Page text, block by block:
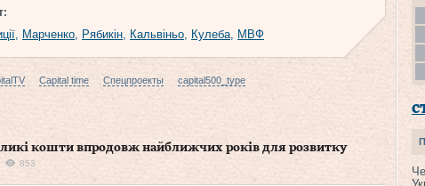
, Марченко, Рябикін, Кальвіньо, Кулеба, МВФ
Capital time Спецпроекты capital500_type
кошти впродовж найближчих років для розвитку
853